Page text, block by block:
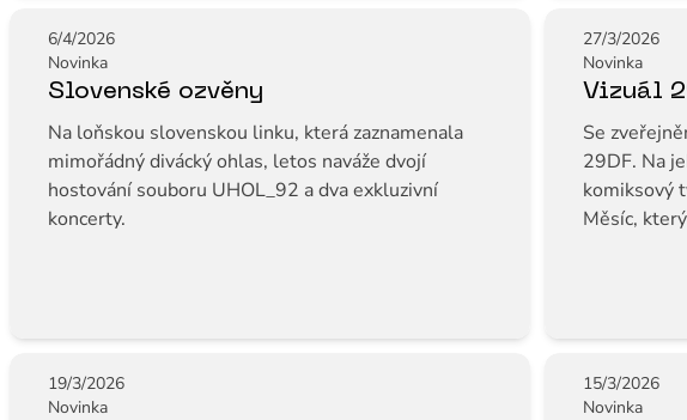
6/4/2026
Novinka
Slovenské ozvěny
Na loňskou slovenskou linku, která zaznamenala
mimořádný divácký ohlas, letos naváže dvojí
hostování souboru UHOL_92 a dva exkluzivní
koncerty.
27/3/2026
Novinka
Vizuál
Se
29DF. Na
komiksový
Měsíc,
19/3/2026
Novinka
15/3/2026
Novinka